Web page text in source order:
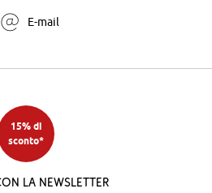
E-mail
15% di
sconto*
la newsletter